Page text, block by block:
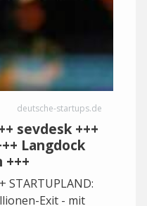
deutsche-startups.de
sevdesk +++
Langdock
+++
Exit - mit